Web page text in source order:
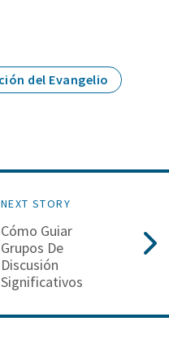
del Evangelio
NEXT STORY
Cómo Guiar
Grupos De
Discusión
Significativos